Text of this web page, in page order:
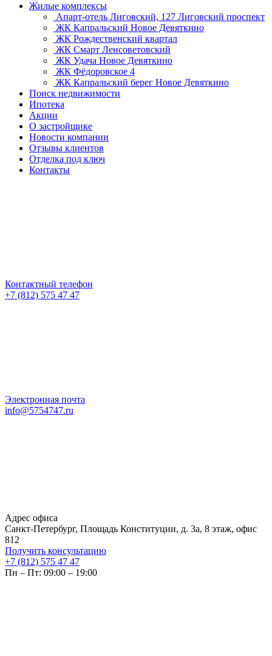
Жилые комплексы
Апарт-отель Лиговский, 127 Лиговский проспект
ЖК Капральский Новое Девяткино
ЖК Рождественский квартал
ЖК Смарт Ленсоветовский
ЖК Удача Новое Девяткино
ЖК Фёдоровское 4
ЖК Капральский берег Новое Девяткино
Поиск недвижимости
Ипотека
Акции
О застройщике
Новости компании
Отзывы клиентов
Отделка под ключ
Контакты
Контактный телефон
+7 (812) 575 47 47
Электронная почта
info@5754747.ru
Адрес офиса
Санкт-Петербург, Площадь Конституции, д. 3а, 8 этаж, офис
812
Получить консультацию
+7 (812) 575 47 47
Пн – Пт: 09:00 – 19:00